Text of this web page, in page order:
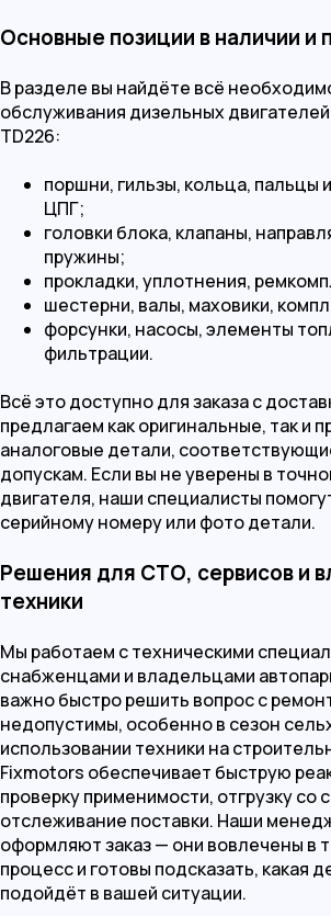
Основные позиции в наличии и
В разделе вы найдёте всё
обслуживания дизельных
TD226:
поршни, гильзы, кольца, пальцы
ЦПГ;
головки блока, клапаны,
пружины;
прокладки, уплотнения,
шестерни, валы, маховики,
форсунки, насосы, элементы
фильтрации.
Всё это доступно для заказа с
предлагаем как оригинальные, так и
аналоговые детали,
допускам. Если вы не уверены в
двигателя, наши специалисты
серийному номеру или фото детали.
Решения для СТО, сервисов и
техники
Мы работаем с техническими
снабженцами и владельцами
важно быстро решить вопрос с
недопустимы, особенно в сезон
использовании техники на
Fixmotors обеспечивает быструю
проверку применимости, отгрузку со
отслеживание поставки. Наши
оформляют заказ — они вовлечены в
процесс и готовы подсказать, какая
подойдёт в вашей ситуации.